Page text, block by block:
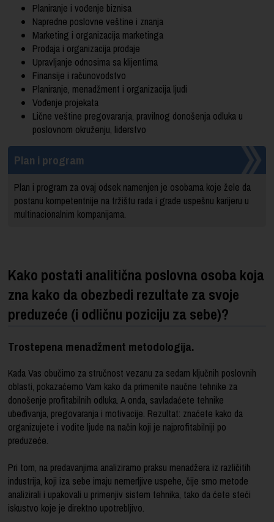
Planiranje i vođenje biznisa
Napredne poslovne veštine i znanja
Marketing i organizacija marketinga
Prodaja i organizacija prodaje
Upravljanje odnosima sa klijentima
Finansije i računovodstvo
Planiranje, menadžment i organizacija ljudi
Vođenje projekata
Lične veštine pregovaranja, pravilnog donošenja odluka u
poslovnom okruženju, liderstvo
Plan i program
Plan i program za ovaj odsek namenjen je osobama koje žele da
postanu kompetentnije na tržištu rada i grade uspešnu karijeru u
multinacionalnim kompanijama.
Kako postati analitična poslovna osoba koja
zna kako da obezbedi rezultate za svoje
preduzeće (i odličnu poziciju za sebe)?
Trostepena menadžment metodologija.
Kada Vas obučimo za stručnost vezanu za sedam ključnih poslovnih
oblasti, pokazaćemo Vam kako da primenite naučne tehnike za
donošenje profitabilnih odluka. A onda, savladaćete tehnike
ubeđivanja, pregovaranja i motivacije. Rezultat: znaćete kako da
organizujete i vodite ljude na način koji je najprofitabilniji po
preduzeće.
Pri tom, na predavanjima analiziramo praksu menadžera iz različitih
industrija, koji iza sebe imaju nemerljive uspehe, čije smo metode
analizirali i upakovali u primenjiv sistem tehnika, tako da ćete steći
iskustvo koje je direktno upotrebljivo.